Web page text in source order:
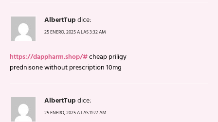
AlbertTupdice:
25 ENERO, 2025 A LAS 3:32 AM
https://dappharm.shop/#cheap priligy
prednisone without prescription 10mg
AlbertTupdice:
25 ENERO, 2025 A LAS 11:27 AM